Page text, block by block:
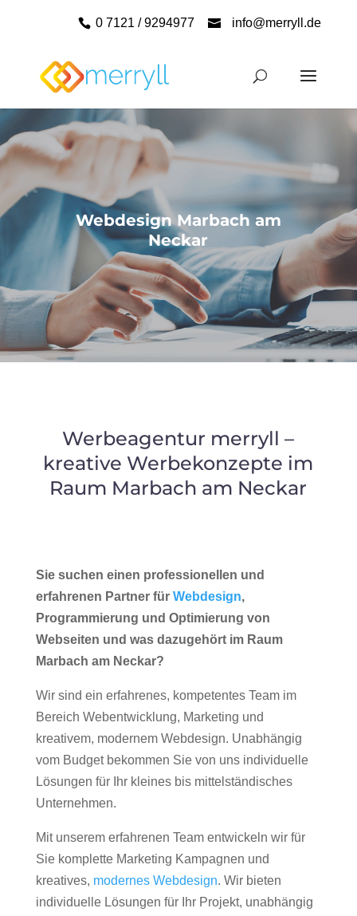
0 7121 / 9294977 info@merryll.de
Webdesign Marbach am
Neckar
Werbeagentur merryll –
kreative Werbekonzepte im
Raum Marbach am Neckar
Sie suchen einen professionellen und
erfahrenen Partner für Webdesign,
Programmierung und Optimierung von
Webseiten und was dazugehört im Raum
Marbach am Neckar?
Wir sind ein erfahrenes, kompetentes Team im
Bereich Webentwicklung, Marketing und
kreativem, modernem Webdesign. Unabhängig
vom Budget bekommen Sie von uns individuelle
Lösungen für Ihr kleines bis mittelständisches
Unternehmen.
Mit unserem erfahrenen Team entwickeln wir für
Sie komplette Marketing Kampagnen und
kreatives, modernes Webdesign. Wir bieten
individuelle Lösungen für Ihr Projekt, unabhängig